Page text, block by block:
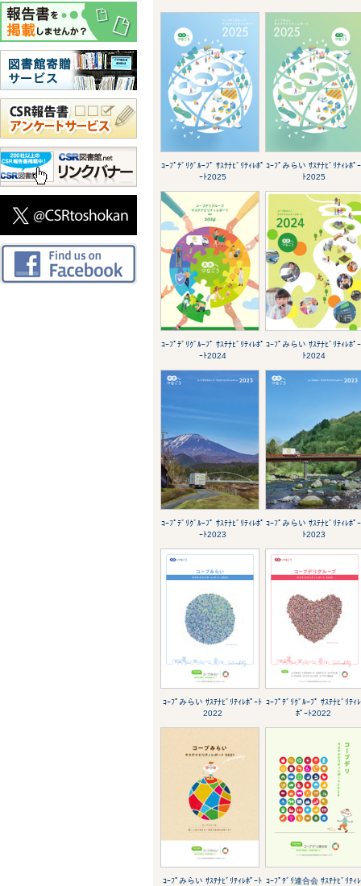
ｺｰﾌﾟﾃﾞﾘｸﾞﾙｰﾌﾟ ｻｽﾃﾅﾋﾞﾘﾃｨﾚﾎﾟ
ｰﾄ2025
ｺｰﾌﾟみらい ｻｽﾃﾅﾋﾞﾘﾃｨﾚﾎﾟｰ
ﾄ2025
ｺｰﾌﾟﾃﾞﾘｸﾞﾙｰﾌﾟ ｻｽﾃﾅﾋﾞﾘﾃｨﾚﾎﾟ
ｰﾄ2024
ｺｰﾌﾟみらい ｻｽﾃﾅﾋﾞﾘﾃｨﾚﾎﾟｰ
ﾄ2024
ｺｰﾌﾟﾃﾞﾘｸﾞﾙｰﾌﾟ ｻｽﾃﾅﾋﾞﾘﾃｨﾚﾎﾟ
ｰﾄ2023
ｺｰﾌﾟみらい ｻｽﾃﾅﾋﾞﾘﾃｨﾚﾎﾟｰ
ﾄ2023
ｺｰﾌﾟみらい ｻｽﾃﾅﾋﾞﾘﾃｨﾚﾎﾟｰﾄ
2022
ｺｰﾌﾟﾃﾞﾘｸﾞﾙｰﾌﾟ ｻｽﾃﾅﾋﾞﾘﾃｨﾚ
ﾎﾟｰﾄ2022
ｺｰﾌﾟみらい ｻｽﾃﾅﾋﾞﾘﾃｨﾚﾎﾟｰﾄ ｺｰﾌﾟﾃﾞﾘ連合会 ｻｽﾃﾅﾋﾞﾘﾃｨﾚ